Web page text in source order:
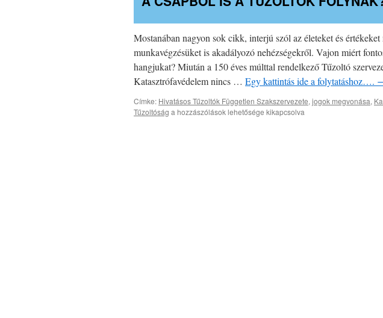
Mostanában nagyon sok cikk, interjú szól az életeket és
munkavégzésüket is akadályozó nehézségekről. Vajon miért
hangjukat? Miután a 150 éves múlttal rendelkező Tűzoltó
Katasztrófavédelem nincs … Egy kattintás ide a folytatáshoz….
Címke: Hivatásos Tűzoltók Független Szakszervezete, jogok megvonása,
Tűzoltóság A
a hozzászólások lehetősége kikapcsolva